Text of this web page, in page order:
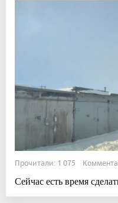
Прочитали: 1 075
Сейчас есть время